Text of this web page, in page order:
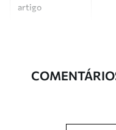
artigo